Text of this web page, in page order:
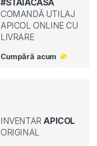
#STAIACASĂ
COMANDĂ UTILAJ
APICOL ONLINE CU
LIVRARE
Cumpără acum
INVENTARAPICOL
ORIGINAL